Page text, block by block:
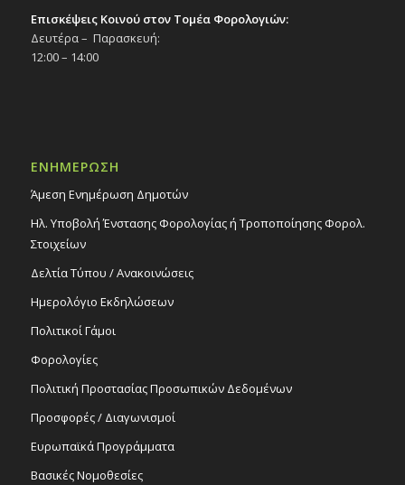
Επισκέψεις Κοινού στον Τομέα Φορολογιών:
Δευτέρα – Παρασκευή:
12:00 – 14:00
ΕΝΗΜΕΡΩΣΗ
Άμεση Ενημέρωση Δημοτών
Ηλ. Υποβολή Ένστασης Φορολογίας ή Τροποποίησης Φορολ.
Στοιχείων
Δελτία Τύπου / Ανακοινώσεις
Ημερολόγιο Εκδηλώσεων
Πολιτικοί Γάμοι
Φορολογίες
Πολιτική Προστασίας Προσωπικών Δεδομένων
Προσφορές / Διαγωνισμοί
Ευρωπαϊκά Προγράμματα
Βασικές Νομοθεσίες